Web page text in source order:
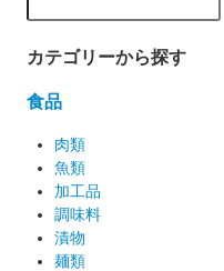
カテゴリーから探す
食品
肉類
魚類
加工品
調味料
漬物
麺類